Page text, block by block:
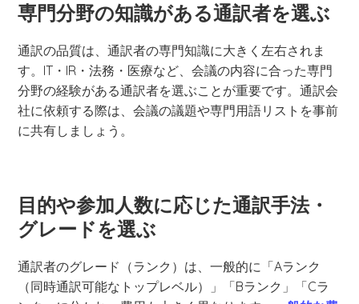
専門分野の知識がある通訳者を選ぶ
通訳の品質は、通訳者の専門知識に大きく左右されま
す。IT・IR・法務・医療など、会議の内容に合った専門
分野の経験がある通訳者を選ぶことが重要です。通訳会
社に依頼する際は、会議の議題や専門用語リストを事前
に共有しましょう。
目的や参加人数に応じた通訳手法・
グレードを選ぶ
通訳者のグレード（ランク）は、一般的に「Aランク
（同時通訳可能なトップレベル）」「Bランク」「Cラ